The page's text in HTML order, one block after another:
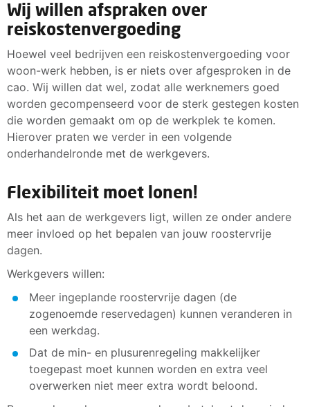
Wij willen afspraken over
reiskostenvergoeding
Hoewel veel bedrijven een reiskostenvergoeding voor
woon-werk hebben, is er niets over afgesproken in de
cao. Wij willen dat wel, zodat alle werknemers goed
worden gecompenseerd voor de sterk gestegen kosten
die worden gemaakt om op de werkplek te komen.
Hierover praten we verder in een volgende
onderhandelronde met de werkgevers.
Flexibiliteit moet lonen!
Als het aan de werkgevers ligt, willen ze onder andere
meer invloed op het bepalen van jouw roostervrije
dagen.
Werkgevers willen:
Meer ingeplande roostervrije dagen (de
zogenoemde reservedagen) kunnen veranderen in
een werkdag.
Dat de min- en plusurenregeling makkelijker
toegepast moet kunnen worden en extra veel
overwerken niet meer extra wordt beloond.